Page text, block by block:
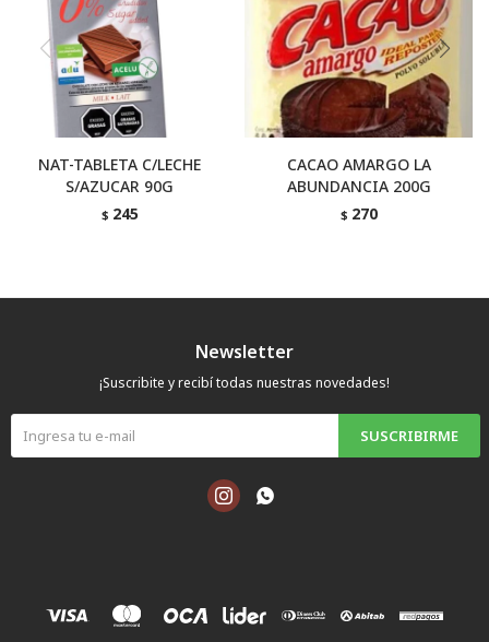
NAT-TABLETA C/LECHE
S/AZUCAR 90G
$ 245
CACAO AMARGO LA
ABUNDANCIA 200G
$ 270
Newsletter
¡Suscribite y recibí todas nuestras novedades!
SUSCRIBIRME
 